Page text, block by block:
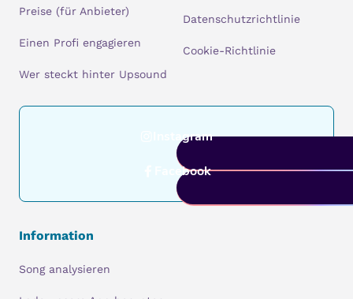
Preise (für Anbieter)
Einen Profi engagieren
Wer steckt hinter Upsound
Datenschutzrichtlinie
Cookie-Richtlinie
Instagram
Facebook
Information
Song analysieren